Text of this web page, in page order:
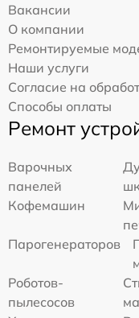
Вакансии
О компании
Ремонтируемые
Наши услуги
Согласие на
Способы оплаты
Ремонт
Варочных
панелей
Кофемашин
Парогенераторов
Роботов-
пылесосов